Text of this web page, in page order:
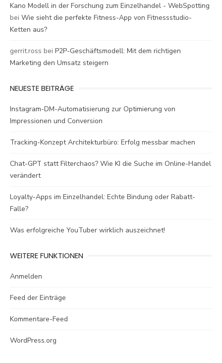
Kano Modell in der Forschung zum Einzelhandel - WebSpotting
bei Wie sieht die perfekte Fitness-App von Fitnessstudio-
Ketten aus?
gerrit.ross bei P2P-Geschäftsmodell: Mit dem richtigen
Marketing den Umsatz steigern
NEUESTE BEITRÄGE
Instagram-DM-Automatisierung zur Optimierung von
Impressionen und Conversion
Tracking-Konzept Architekturbüro: Erfolg messbar machen
Chat-GPT statt Filterchaos? Wie KI die Suche im Online-Handel
verändert
Loyalty-Apps im Einzelhandel: Echte Bindung oder Rabatt-
Falle?
Was erfolgreiche YouTuber wirklich auszeichnet!
WEITERE FUNKTIONEN
Anmelden
Feed der Einträge
Kommentare-Feed
WordPress.org